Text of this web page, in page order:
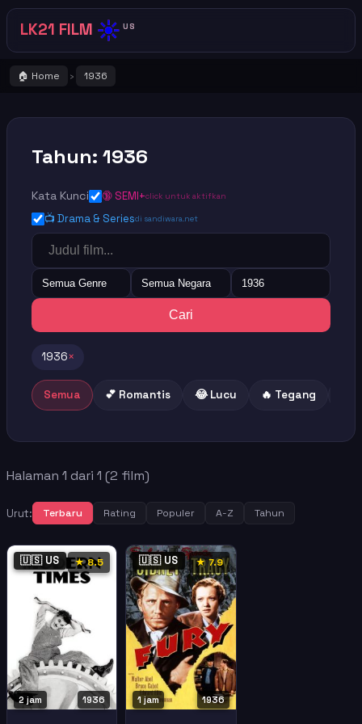
LK21 FILM ☀️ US
🏠 Home › 1936
Tahun: 1936
Kata Kunci 🔞 SEMI+click untuk aktifkan
📺 Drama & Seriesdi sandiwara.net
Semua Genre Semua Negara 1936
Cari
1936×
Semua 💕 Romantis 😂 Lucu 🔥 Tegang
Halaman 1 dari 1 (2 film)
Urut: Terbaru Rating Populer A-Z Tahun
🇺🇸 US ★ 8.5
1936
2 jam
🇺🇸 US ★ 7.9
1936
1 jam